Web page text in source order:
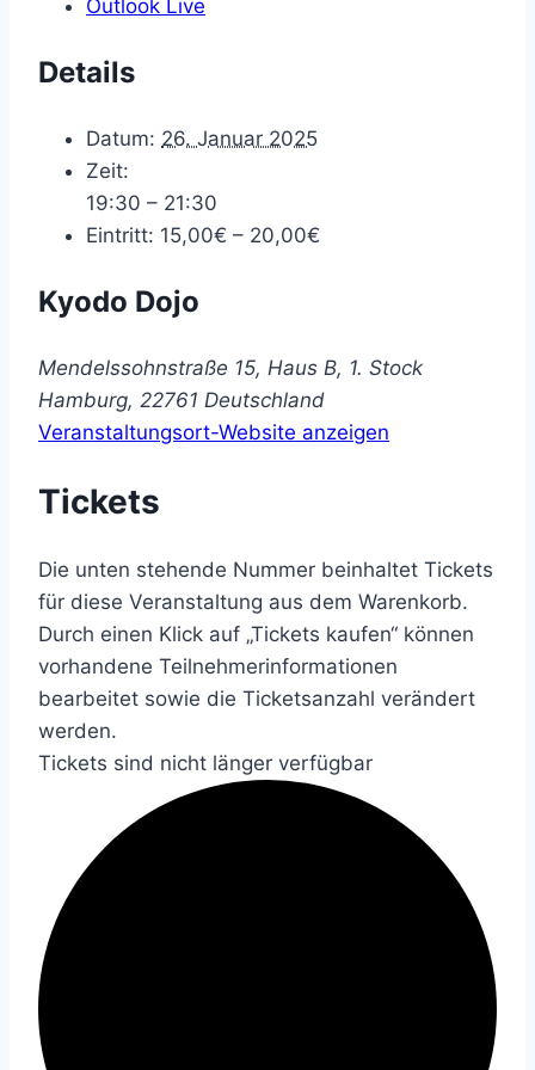
Outlook Live
Details
Datum: 26. Januar 2025
Zeit:
19:30 – 21:30
Eintritt: 15,00€ – 20,00€
Kyodo Dojo
Mendelssohnstraße 15, Haus B, 1. Stock
Hamburg, 22761 Deutschland
Veranstaltungsort-Website anzeigen
Tickets
Die unten stehende Nummer beinhaltet Tickets
für diese Veranstaltung aus dem Warenkorb.
Durch einen Klick auf „Tickets kaufen“ können
vorhandene Teilnehmerinformationen
bearbeitet sowie die Ticketsanzahl verändert
werden.
Tickets sind nicht länger verfügbar